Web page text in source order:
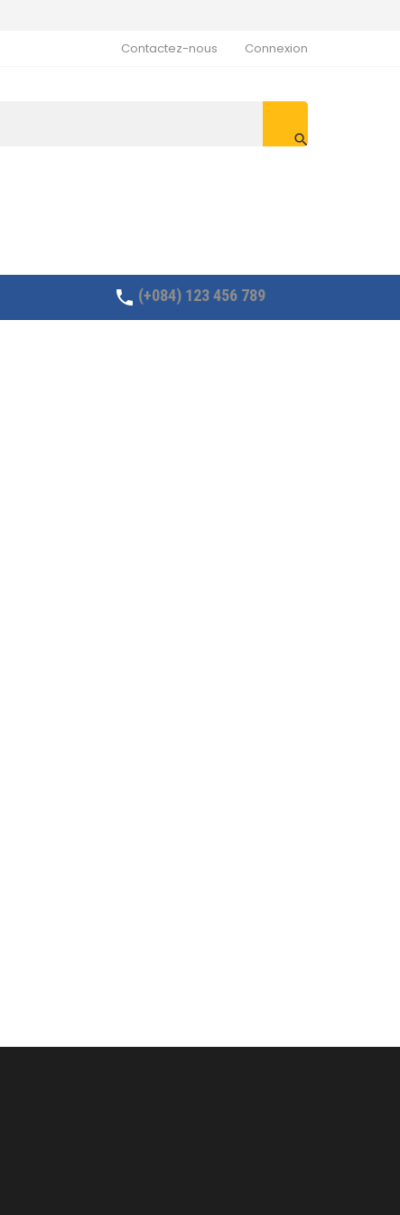
Connexion
Contactez-nous

 (+084) 123 456 789